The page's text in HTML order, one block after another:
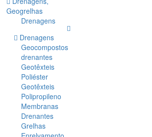
Geogrelhas
Drenagens
Drenagens
Geocompostos
drenantes
Geotêxteis
Poliéster
Geotêxteis
Polipropileno
Membranas
Drenantes
Grelhas